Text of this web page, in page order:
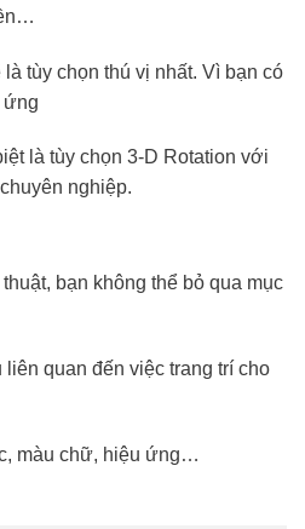
tùy chọn thú vị nhất. Vì bạn có
ứng
là tùy chọn 3-D Rotation với
nghiệp.
bạn không thể bỏ qua mục
quan đến việc trang trí cho
màu chữ, hiệu ứng…